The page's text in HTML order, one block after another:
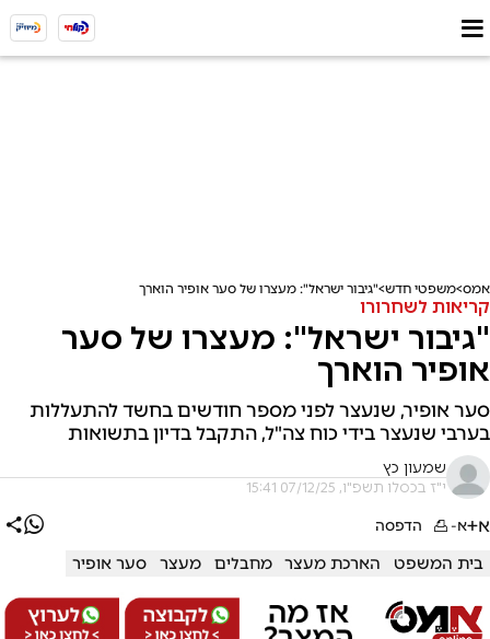
אמס משפטי חדש "גיבור ישראל": מעצרו של סער אופיר הוארך
קריאות לשחרורו
"גיבור ישראל": מעצרו של סער
אופיר הוארך
סער אופיר, שנעצר לפני מספר חודשים בחשד להתעללות
בערבי שנעצר בידי כוח צה"ל, התקבל בדיון בתשואות
שמעון כץ
י"ז בכסלו תשפ"ו, 07/12/25 15:41
א+א- הדפסה
בית המשפט הארכת מעצר מחבלים מעצר סער אופיר